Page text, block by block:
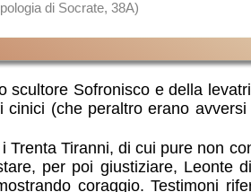
di Socrate, 38A)
scultore Sofronisco e della
(che peraltro erano
Tiranni, di cui pure non
per poi giustiziare, Leonte
coraggio. Testimoni